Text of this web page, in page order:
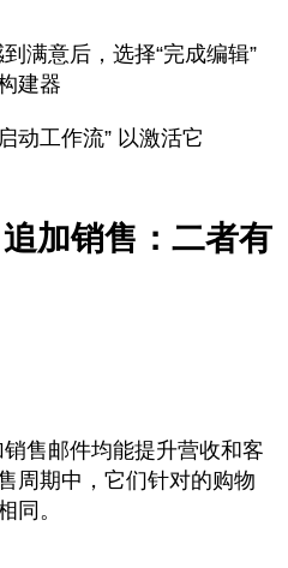
满意后，选择“完成编辑”
建器
动工作流” 以激活它
加销售：二者有
售邮件均能提升营收和客
周期中，它们针对的购物
同。